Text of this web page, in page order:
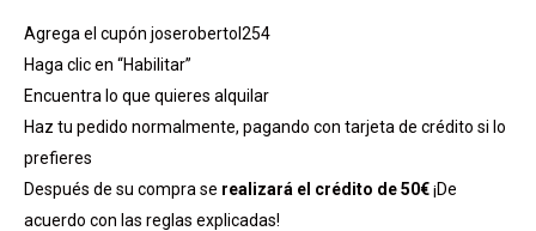
Agrega el cupón joserobertol254
Haga clic en “Habilitar”
Encuentra lo que quieres alquilar
Haz tu pedido normalmente, pagando con tarjeta de crédito si lo
prefieres
Después de su compra se realizará el crédito de 50€¡De
acuerdo con las reglas explicadas!